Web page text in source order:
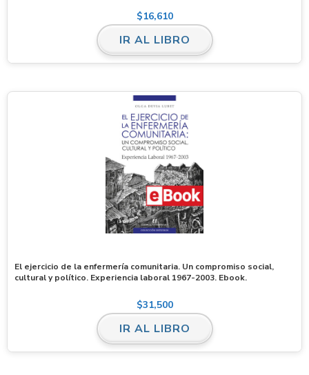
$16,610
IR AL LIBRO
El ejercicio de la enfermería comunitaria. Un compromiso social,
cultural y político. Experiencia laboral 1967-2003. Ebook.
$31,500
IR AL LIBRO